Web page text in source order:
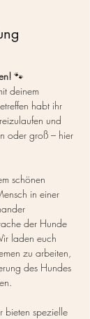
🐾
deinem
habt ihr
und
oder groß – hier
schönen
in einer
der Hunde
laden euch
zu arbeiten,
des Hundes
bieten spezielle